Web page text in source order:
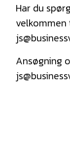
Har du
velkommen
Ansøgning